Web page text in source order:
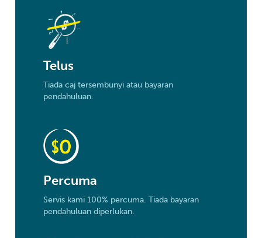
Telus
Tiada caj tersembunyi atau bayaran
pendahuluan.
Percuma
Servis kami 100% percuma. Tiada bayaran
pendahuluan diperlukan.